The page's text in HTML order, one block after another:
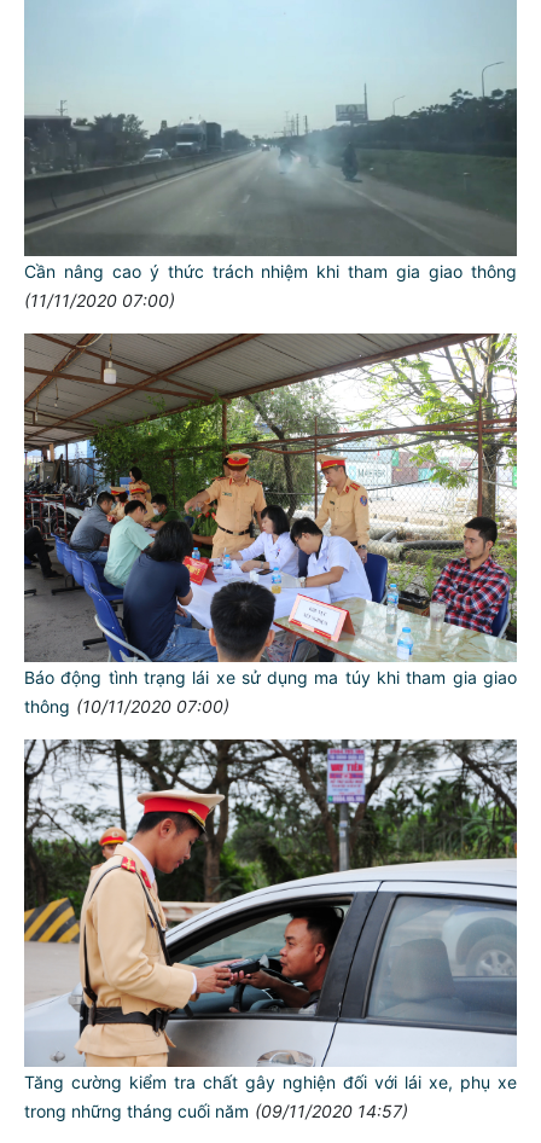
Cần nâng cao ý thức trách nhiệm khi tham gia giao thông
(11/11/2020 07:00)
Báo động tình trạng lái xe sử dụng ma túy khi tham gia giao
thông (10/11/2020 07:00)
Tăng cường kiểm tra chất gây nghiện đối với lái xe, phụ xe
trong những tháng cuối năm (09/11/2020 14:57)